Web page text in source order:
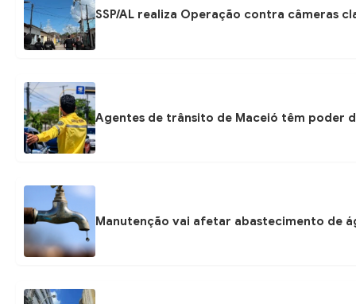
SSP/AL realiza Operação contra câmeras
Agentes de trânsito de Maceió têm poder
Manutenção vai afetar abastecimento de